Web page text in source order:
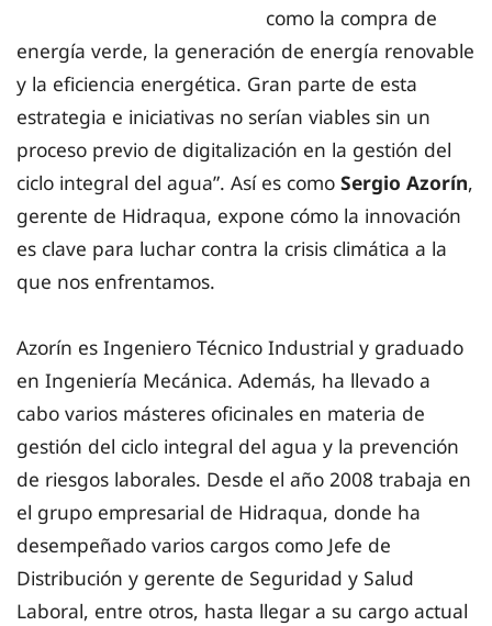
como la compra de
energía verde, la generación de energía renovable
y la eficiencia energética. Gran parte de esta
estrategia e iniciativas no serían viables sin un
proceso previo de digitalización en la gestión del
ciclo integral del agua”. Así es como Sergio Azorín,
gerente de Hidraqua, expone cómo la innovación
es clave para luchar contra la crisis climática a la
que nos enfrentamos.
Azorín es Ingeniero Técnico Industrial y graduado
en Ingeniería Mecánica. Además, ha llevado a
cabo varios másteres oficinales en materia de
gestión del ciclo integral del agua y la prevención
de riesgos laborales. Desde el año 2008 trabaja en
el grupo empresarial de Hidraqua, donde ha
desempeñado varios cargos como Jefe de
Distribución y gerente de Seguridad y Salud
Laboral, entre otros, hasta llegar a su cargo actual